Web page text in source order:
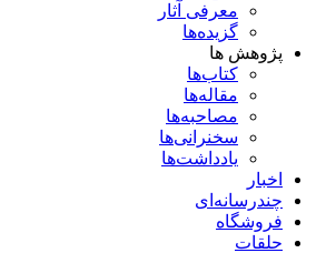
معرفی آثار
گزیده‌ها
پژوهش ها
کتاب‌ها
مقاله‌ها
مصاحبه‌ها
سخنرانی‌ها
یادداشت‌ها
اخبار
چندرسانه‌ای
فروشگاه
حلقات